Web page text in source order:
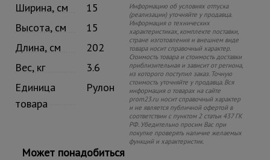
Ширина, см
15
Высота, см
15
Длина, см
202
Вес, кг
3.6
Единица
товара
Рулон
Информацию об условиях отпуска
(реализации) уточняйте у продавца.
Информация о технических
характеристиках, комплекте поставки,
стране изготовления и внешнем виде
товара носит справочный характер.
Стоимость товара и стоимость доставки
приблизительная и зависит от региона,
из которого поступил заказ. Точную
стоимость уточняйте у продавца. Вся
информация о товарах на сайте
prom23.ru носит справочный характер
и не является публичной офертой в
соответствии с пунктом 2 статьи 437 ГК
РФ. Убедительно просим Вас при
покупке проверять наличие желаемых
функций и характеристик.
Может понадобиться